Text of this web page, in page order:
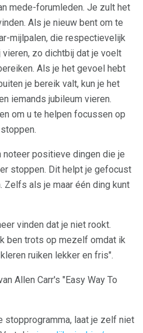
mede-forumleden. Je zult het
Als je nieuw bent om te
mijlpalen, die respectievelijk
zo dichtbij dat je voelt
Als je het gevoel hebt
je bereik valt, kun je het
iemands jubileum vieren.
om u te helpen focussen op
noteer positieve dingen die je
stoppen. Dit helpt je gefocust
als je maar één ding kunt
vinden dat je niet rookt.
ben trots op mezelf omdat ik
ruiken lekker en fris".
Allen Carr's "Easy Way To
stopprogramma, laat je zelf niet